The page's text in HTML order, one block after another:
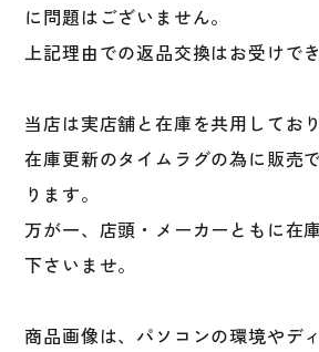
に問題はございません。
上記理由での返品交換はお受けで
当店は実店舗と在庫を共用しており
在庫更新のタイムラグの為に販売
ります。
万が一、店頭・メーカーともに在
下さいませ。
商品画像は、パソコンの環境やデ